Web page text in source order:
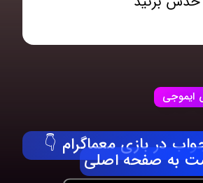
ایموجی
در بازی معماگرام 👇
به صفحه اصلی